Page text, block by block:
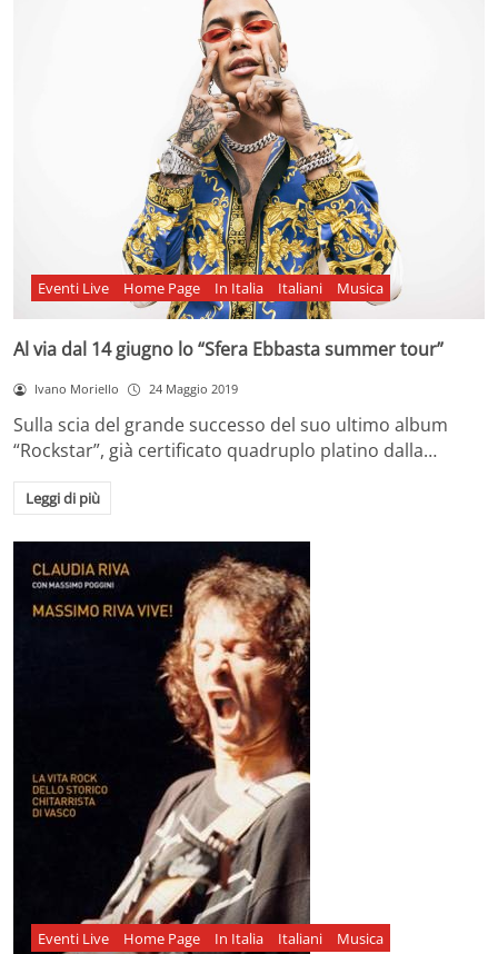
Eventi Live Home Page In Italia Italiani Musica
Al via dal 14 giugno lo “Sfera Ebbasta summer tour”
Ivano Moriello 24 Maggio 2019
Sulla scia del grande successo del suo ultimo album
“Rockstar”, già certificato quadruplo platino dalla…
Leggi di più
Eventi Live Home Page In Italia Italiani Musica